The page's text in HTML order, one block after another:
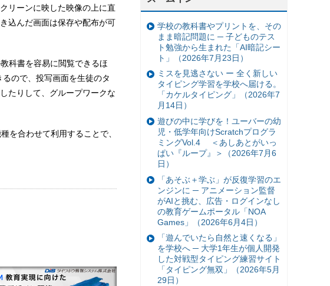
リーンに映した映像の上に直
込んだ画面は保存や配布が可
科書を容易に閲覧できるほ
ので、投写画面を生徒のタ
たりして、グループワークな
を合わせて利用することで、
学校の教科書やプリントを、その
まま暗記問題に ─ 子どものテス
ト勉強から生まれた「AI暗記シー
ト」（2026年7月23日）
ミスを見逃さない ー 全く新しい
タイピング学習を学校へ届ける。
「カケルタイピング」（2026年7
月14日）
遊びの中に学びを！ユーバーの幼
児・低学年向けScratchプログラ
ミングVol.4 ＜あしあとがいっ
ぱい『ループ』＞（2026年7月6
日）
「あそぶ＋学ぶ」が反復学習のエ
ンジンに ─ アニメーション監督
がAIと挑む、広告・ログインなし
の教育ゲームポータル「NOA
Games」（2026年6月4日）
「遊んでいたら自然と速くなる」
を学校へ ─ 大学1年生が個人開発
した対戦型タイピング練習サイト
「タイピング無双」（2026年5月
29日）